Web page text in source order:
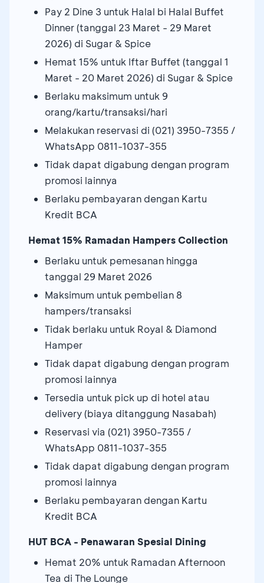
Pay 2 Dine 3 untuk Halal bi Halal Buffet
Dinner (tanggal 23 Maret - 29 Maret
2026) di Sugar & Spice
Hemat 15% untuk Iftar Buffet (tanggal 1
Maret - 20 Maret 2026) di Sugar & Spice
Berlaku maksimum untuk 9
orang/kartu/transaksi/hari
Melakukan reservasi di (021) 3950-7355 /
WhatsApp 0811-1037-355
Tidak dapat digabung dengan program
promosi lainnya
Berlaku pembayaran dengan Kartu
Kredit BCA
Hemat 15% Ramadan Hampers Collection
Berlaku untuk pemesanan hingga
tanggal 29 Maret 2026
Maksimum untuk pembelian 8
hampers/transaksi
Tidak berlaku untuk Royal & Diamond
Hamper
Tidak dapat digabung dengan program
promosi lainnya
Tersedia untuk pick up di hotel atau
delivery (biaya ditanggung Nasabah)
Reservasi via (021) 3950-7355 /
WhatsApp 0811-1037-355
Tidak dapat digabung dengan program
promosi lainnya
Berlaku pembayaran dengan Kartu
Kredit BCA
HUT BCA - Penawaran Spesial Dining
Hemat 20% untuk Ramadan Afternoon
Tea di The Lounge